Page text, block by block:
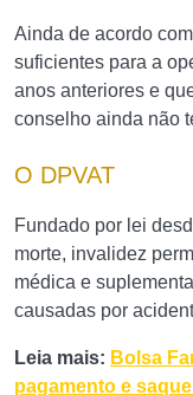
Ainda de acordo
suficientes para a
anos anteriores e
conselho ainda não
O DPVAT
Fundado por lei
morte, invalidez
médica e
causadas por
Leia mais: Bolsa
pagamento e